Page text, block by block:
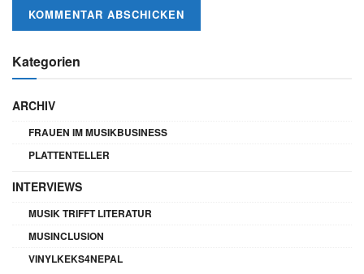
Kategorien
ARCHIV
FRAUEN IM MUSIKBUSINESS
PLATTENTELLER
INTERVIEWS
MUSIK TRIFFT LITERATUR
MUSINCLUSION
VINYLKEKS4NEPAL